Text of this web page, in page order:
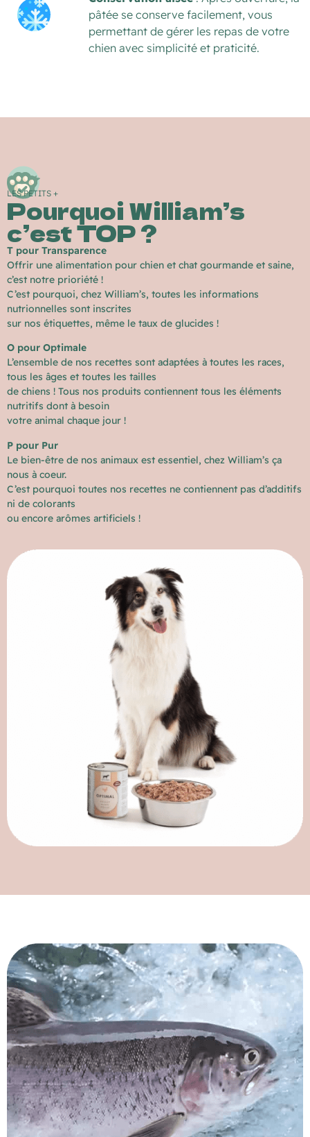
pâtée se conserve facilement, vous
permettant de gérer les repas de votre
chien avec simplicité et praticité.
LES PETITS +
Pourquoi William’s
c’est TOP ?
T pour Transparence
Offrir une alimentation pour chien et chat gourmande et saine,
c’est notre prioriété !
C’est pourquoi, chez William’s, toutes les informations
nutrionnelles sont inscrites
sur nos étiquettes, même le taux de glucides !
O pour Optimale
L’ensemble de nos recettes sont adaptées à toutes les races,
tous les âges et toutes les tailles
de chiens ! Tous nos produits contiennent tous les éléments
nutritifs dont à besoin
votre animal chaque jour !
P pour Pur
Le bien-être de nos animaux est essentiel, chez William’s ça
nous à coeur.
C’est pourquoi toutes nos recettes ne contiennent pas d’additifs
ni de colorants
ou encore arômes artificiels !